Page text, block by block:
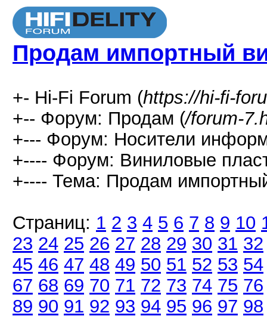
Продам импортный
+- Hi-Fi Forum (https://hi-fi-
+-- Форум: Продам (/forum-
+--- Форум: Носители
+---- Форум: Виниловые
+---- Тема: Продам
Страниц: 1 2 3 4 5 6 7 8 9 10
23 24 25 26 27 28 29 30 31 32
45 46 47 48 49 50 51 52 53 54
67 68 69 70 71 72 73 74 75 76
89 90 91 92 93 94 95 96 97 98